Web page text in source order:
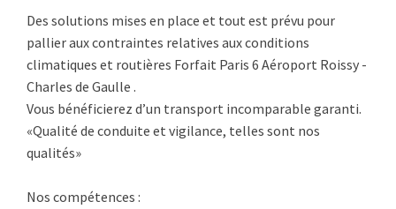
Des solutions mises en place et tout est prévu pour
pallier aux contraintes relatives aux conditions
climatiques et routières Forfait Paris 6 Aéroport Roissy -
Charles de Gaulle .
Vous bénéficierez d’un transport incomparable garanti.
«Qualité de conduite et vigilance, telles sont nos
qualités»
Nos compétences :